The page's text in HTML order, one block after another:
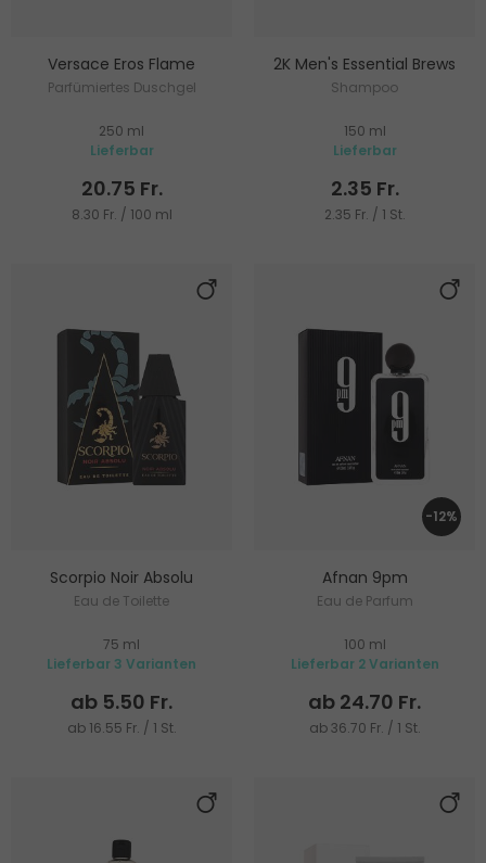
Versace Eros Flame
Parfümiertes Duschgel
250 ml
Lieferbar
20.75 Fr.
8.30 Fr. / 100 ml
2K Men's Essential Brews
Shampoo
150 ml
Lieferbar
2.35 Fr.
2.35 Fr. / 1 St.
Scorpio Noir Absolu
Eau de Toilette
75 ml
Lieferbar 3 Varianten
ab 5.50 Fr.
ab 16.55 Fr. / 1 St.
-12%
Afnan 9pm
Eau de Parfum
100 ml
Lieferbar 2 Varianten
ab 24.70 Fr.
ab 36.70 Fr. / 1 St.